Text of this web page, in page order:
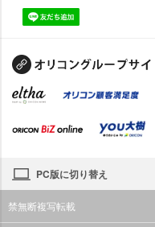
PC版に切り替え
禁無断複写転載